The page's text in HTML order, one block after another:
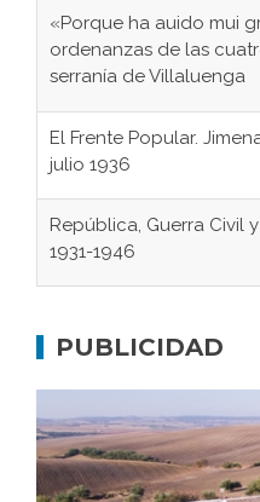
«Porque ha auido mui
ordenanzas de las
serranía de Villaluenga
El Frente Popular.
julio 1936
República, Guerra Civil
1931-1946
concentración nazis
Bornos
El Frente Popular.
PUBLICIDAD